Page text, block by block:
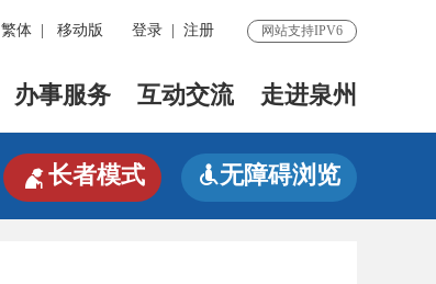
繁体 移动版 登录 注册 网站支持IPV6
办事服务 互动交流 走进泉州
长者模式 无障碍浏览